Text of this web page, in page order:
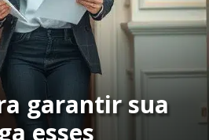
garantir sua
esses